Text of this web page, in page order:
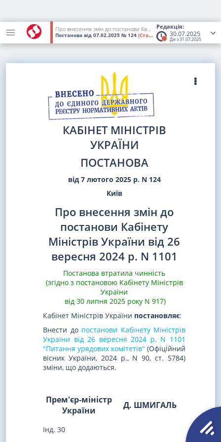
Редакція:
30.07.2025
Діє з 31.07.2025
Про внесення змін до постанови Кабінету Міністрів України від 26 вересня 2024 р. N 1101
Постанова від 07.02.2025 № 124 (Статус: Втратив чинність)
КАБІНЕТ МІНІСТРІВ
УКРАЇНИ
ПОСТАНОВА
від 7 лютого 2025 р. N 124
Київ
Про внесення змін до
постанови Кабінету
Міністрів України від 26
вересня 2024 р. N 1101
Постанова втратила чинність
(згідно з постановою Кабінету Міністрів
України
від 30 липня 2025 року N 917)
Кабінет Міністрів України постановляє:
Внести до постанови Кабінету Міністрів
України від 26 вересня 2024 р. N 1101
"Питання урядових комітетів" (Офіційний
вісник України, 2024 р., N 90, ст. 5784)
зміни, що додаються.
Прем'єр-міністр
України
Д. ШМИГАЛЬ
Інд. 30